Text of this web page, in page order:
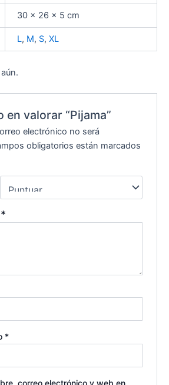
30 × 26 × 5 cm
L, M, S, XL
en valorar “Pijama”
electrónico no será
obligatorios están marcados
*
*
correo electrónico y web en